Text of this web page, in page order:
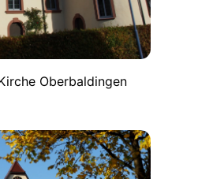
Oberbaldingen